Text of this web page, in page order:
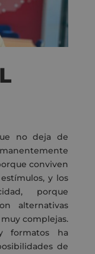
no deja de
conviven
y los
porque
alternativas
complejas.
formatos ha
de